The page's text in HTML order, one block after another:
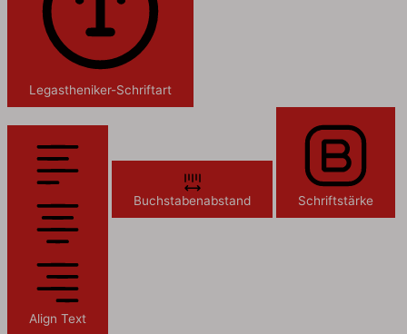
Legastheniker-Schriftart
Align Text
Buchstabenabstand Schriftstärke